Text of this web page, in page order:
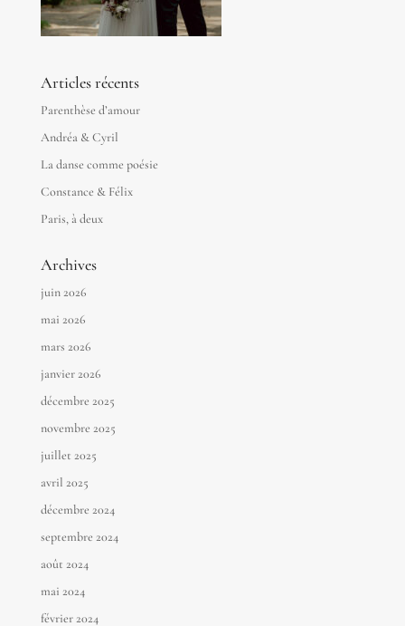
Articles récents
Parenthèse d’amour
Andréa & Cyril
La danse comme poésie
Constance & Félix
Paris, à deux
Archives
juin 2026
mai 2026
mars 2026
janvier 2026
décembre 2025
novembre 2025
juillet 2025
avril 2025
décembre 2024
septembre 2024
août 2024
mai 2024
février 2024